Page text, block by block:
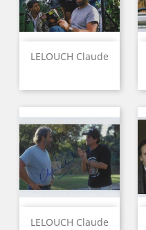
LELOUCH Claude
LELOUCH Claude